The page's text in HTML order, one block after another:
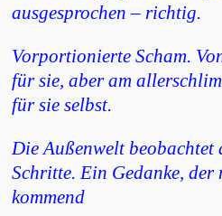
ausgesprochen – richtig.
Vorportionierte Scham.
für sie, aber am
für sie selbst.
Die Außenwelt beobachtet
Schritte. Ein Gedanke,
kommend